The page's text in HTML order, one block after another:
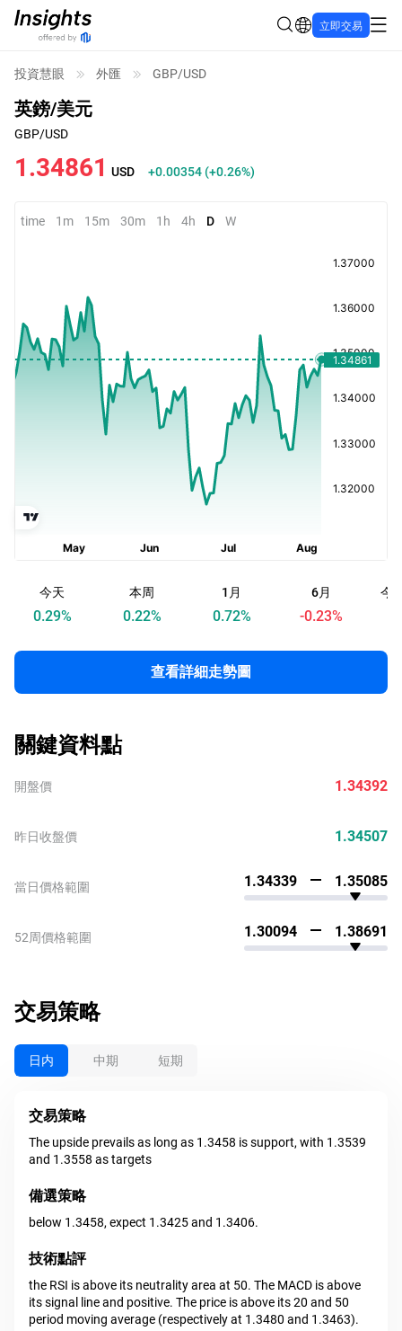
立即交易
投資慧眼 外匯 GBP/USD
英鎊/美元
GBP/USD
1.34861 USD +0.00354 (+0.26%)
time 1m 15m 30m 1h 4h D W
今天
0.29%
本周
0.22%
1月
0.72%
6月
-0.23%
今
查看詳細走勢圖
關鍵資料點
開盤價
昨日收盤價
當日價格範圍
52周價格範圍
1.34392
1.34507
1.34339 1.35085
1.30094 1.38691
交易策略
日内 中期 短期
交易策略
The upside prevails as long as 1.3458 is support, with 1.3539
and 1.3558 as targets
備選策略
below 1.3458, expect 1.3425 and 1.3406.
技術點評
the RSI is above its neutrality area at 50. The MACD is above
its signal line and positive. The price is above its 20 and 50
period moving average (respectively at 1.3480 and 1.3463).